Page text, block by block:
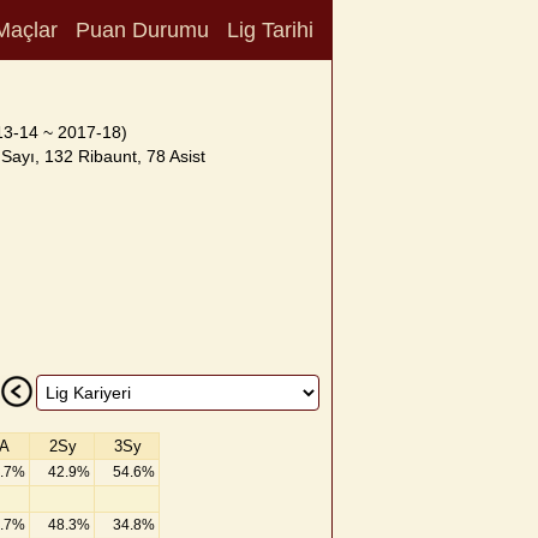
Puan Durumu Lig Tarihi
14 ~ 2017-18)
132 Ribaunt, 78 Asist
2Sy 3Sy
42.9%
54.6%
48.3%
34.8%